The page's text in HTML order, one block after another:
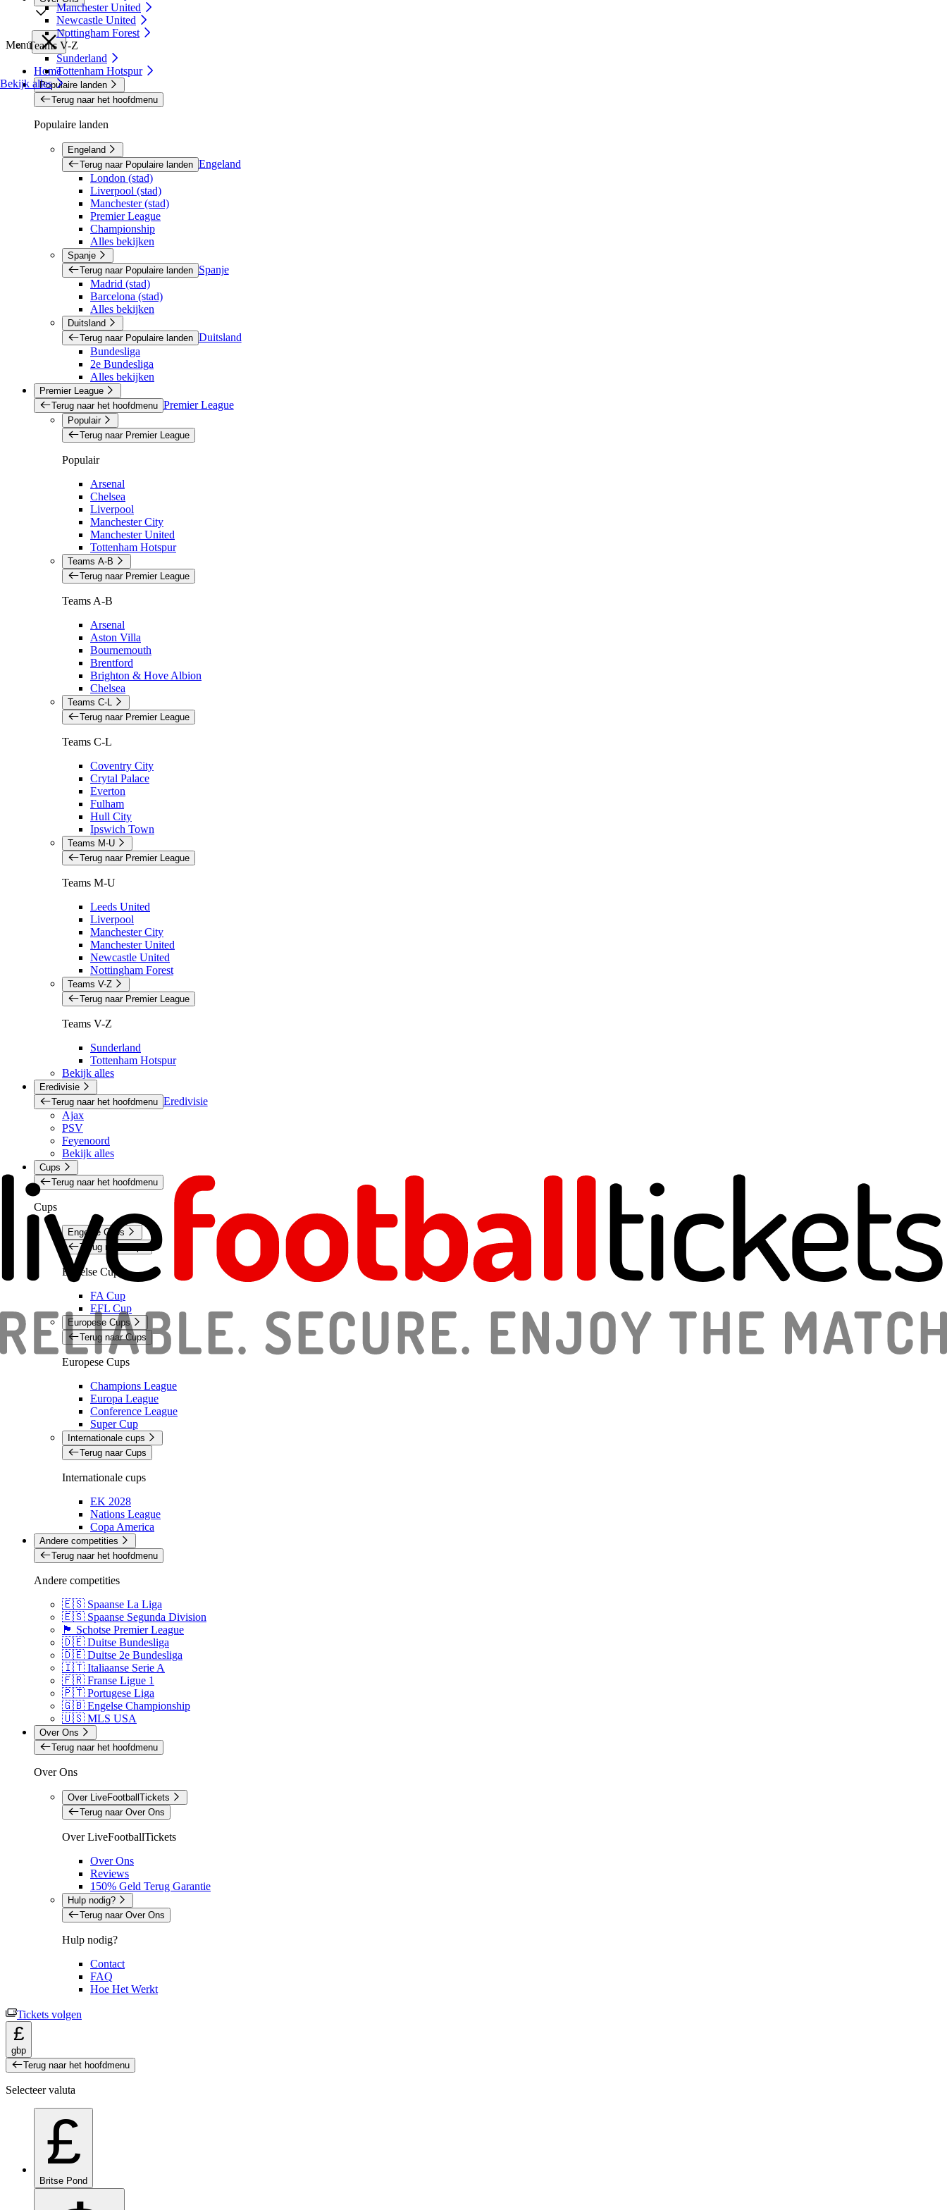
Manchester United
Newcastle United
Nottingham Forest
Teams V-Z
Sunderland
Tottenham Hotspur
Bekijk alles
Menu
Home
Populaire landen
Terug naar het hoofdmenu
Populaire landen
Engeland
Terug naar Populaire landen Engeland
London (stad)
Liverpool (stad)
Manchester (stad)
Premier League
Championship
Alles bekijken
Spanje
Terug naar Populaire landen
Spanje
Madrid (stad)
Barcelona (stad)
Alles bekijken
Duitsland
Terug naar Populaire landen Duitsland
Bundesliga
2e Bundesliga
Alles bekijken
Premier League
Terug naar het hoofdmenu Premier League
Populair
Terug naar Premier League
Populair
Arsenal
Chelsea
Liverpool
Manchester City
Manchester United
Tottenham Hotspur
Teams A-B
Terug naar Premier League
Teams A-B
Arsenal
Aston Villa
Bournemouth
Brentford
Brighton & Hove Albion
Chelsea
Teams C-L
Terug naar Premier League
Teams C-L
Coventry City
Crytal Palace
Everton
Fulham
Hull City
Ipswich Town
Teams M-U
Terug naar Premier League
Teams M-U
Leeds United
Liverpool
Manchester City
Manchester United
Newcastle United
Nottingham Forest
Teams V-Z
Terug naar Premier League
Teams V-Z
Sunderland
Tottenham Hotspur
Bekijk alles
Eredivisie
Terug naar het hoofdmenu Eredivisie
Ajax
PSV
Feyenoord
Bekijk alles
Cups
Terug naar het hoofdmenu
Cups
Engelse Cups
Terug naar Cups
Engelse Cups
FA Cup
EFL Cup
Europese Cups
Terug naar Cups
Europese Cups
Champions League
Europa League
Conference League
Super Cup
Internationale cups
Terug naar Cups
Internationale cups
EK 2028
Nations League
Copa America
Andere competities
Terug naar het hoofdmenu
Andere competities
🇪🇸 Spaanse La Liga
🇪🇸 Spaanse Segunda Division
🏴󠁧󠁢󠁳󠁣󠁴󠁿 Schotse Premier League
🇩🇪 Duitse Bundesliga
🇩🇪 Duitse 2e Bundesliga
🇮🇹 Italiaanse Serie A
🇫🇷 Franse Ligue 1
🇵🇹 Portugese Liga
🇬🇧 Engelse Championship
🇺🇸 MLS USA
Over Ons
Terug naar het hoofdmenu
Over Ons
Over LiveFootballTickets
Terug naar Over Ons
Over LiveFootballTickets
Over Ons
Reviews
150% Geld Terug Garantie
Hulp nodig?
Terug naar Over Ons
Hulp nodig?
Contact
FAQ
Hoe Het Werkt
Tickets volgen
£
gbp
Terug naar het hoofdmenu
Selecteer valuta
£
Britse Pond